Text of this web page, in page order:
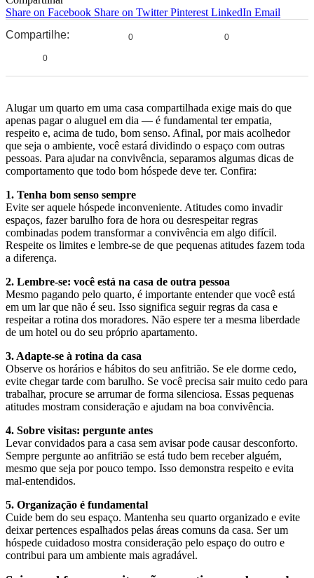
Share on Facebook Share on Twitter Pinterest LinkedIn Email
Compartilhe:
0 0
0
Alugar um quarto em uma casa compartilhada exige mais do que
apenas pagar o aluguel em dia — é fundamental ter empatia,
respeito e, acima de tudo, bom senso. Afinal, por mais acolhedor
que seja o ambiente, você estará dividindo o espaço com outras
pessoas. Para ajudar na convivência, separamos algumas dicas de
comportamento que todo bom hóspede deve ter. Confira:
1. Tenha bom senso sempre
Evite ser aquele hóspede inconveniente. Atitudes como invadir
espaços, fazer barulho fora de hora ou desrespeitar regras
combinadas podem transformar a convivência em algo difícil.
Respeite os limites e lembre-se de que pequenas atitudes fazem toda
a diferença.
2. Lembre-se: você está na casa de outra pessoa
Mesmo pagando pelo quarto, é importante entender que você está
em um lar que não é seu. Isso significa seguir regras da casa e
respeitar a rotina dos moradores. Não espere ter a mesma liberdade
de um hotel ou do seu próprio apartamento.
3. Adapte-se à rotina da casa
Observe os horários e hábitos do seu anfitrião. Se ele dorme cedo,
evite chegar tarde com barulho. Se você precisa sair muito cedo para
trabalhar, procure se arrumar de forma silenciosa. Essas pequenas
atitudes mostram consideração e ajudam na boa convivência.
4. Sobre visitas: pergunte antes
Levar convidados para a casa sem avisar pode causar desconforto.
Sempre pergunte ao anfitrião se está tudo bem receber alguém,
mesmo que seja por pouco tempo. Isso demonstra respeito e evita
mal-entendidos.
5. Organização é fundamental
Cuide bem do seu espaço. Mantenha seu quarto organizado e evite
deixar pertences espalhados pelas áreas comuns da casa. Ser um
hóspede cuidadoso mostra consideração pelo espaço do outro e
contribui para um ambiente mais agradável.